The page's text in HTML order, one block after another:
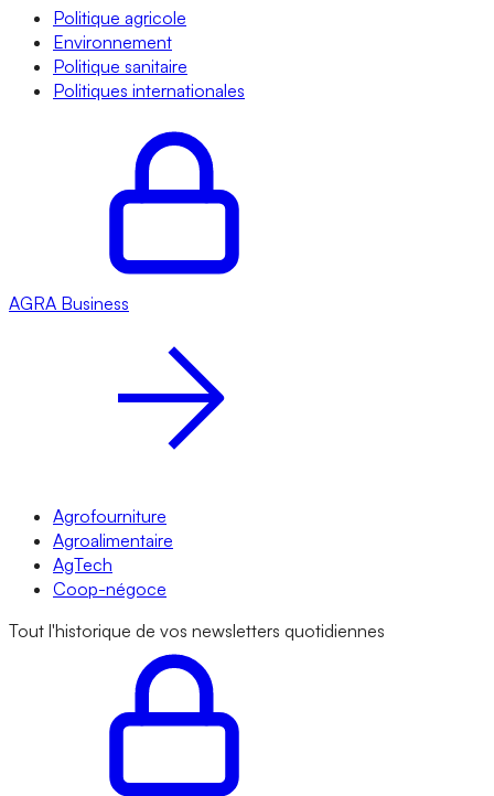
Politique agricole
Environnement
Politique sanitaire
Politiques internationales
AGRA Business
Agrofourniture
Agroalimentaire
AgTech
Coop-négoce
Tout l'historique de vos newsletters quotidiennes